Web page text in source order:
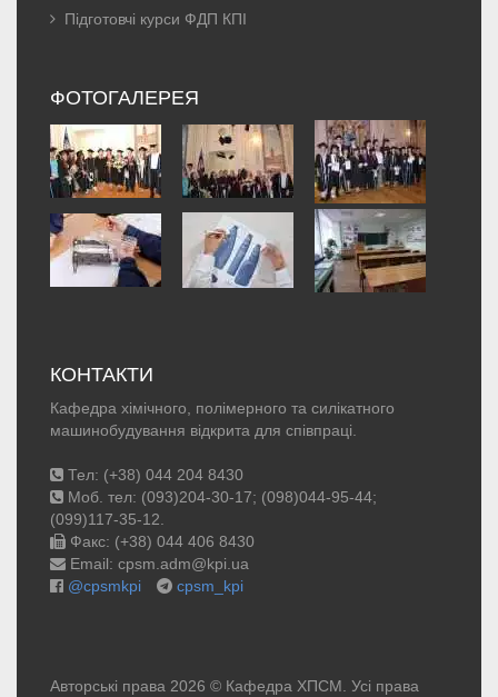
Підготовчі курси ФДП КПІ
ФОТОГАЛЕРЕЯ
КОНТАКТИ
Кафедра хімічного, полімерного та силікатного
машинобудування відкрита для співпраці.
Тел: (+38) 044 204 8430
Моб. тел: (093)204-30-17; (098)044-95-44;
(099)117-35-12.
Факс: (+38) 044 406 8430
Email: cpsm.adm@kpi.ua
@cpsmkpi
cpsm_kpi
Авторські права 2026 © Кафедра ХПСМ. Усі права